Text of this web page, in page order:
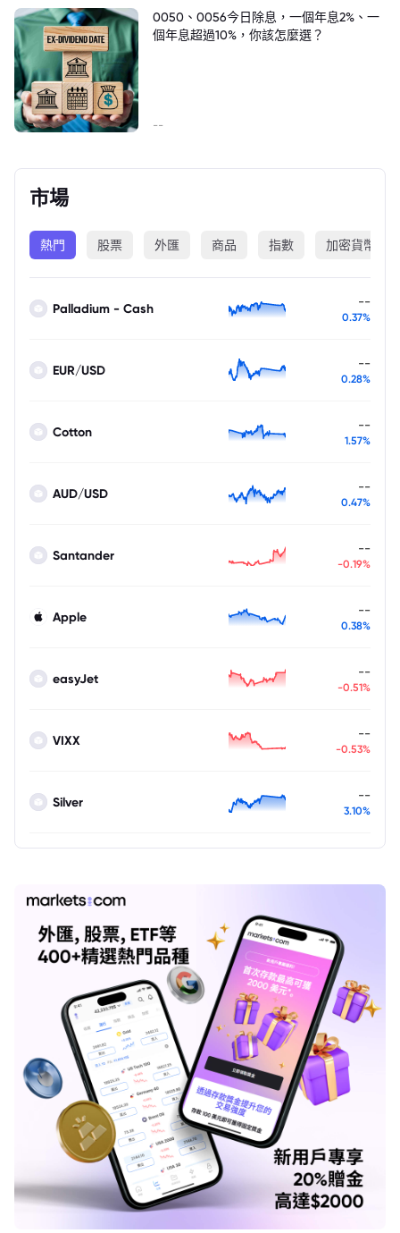
市場
熱門 股票 外匯 商品 指數 加密貨幣
Palladium - Cash --
0.37%
EUR/USD --
0.28%
Cotton --
1.57%
AUD/USD --
0.47%
Santander --
-0.19%
Apple --
0.38%
easyJet --
-0.51%
VIXX --
-0.53%
Silver --
3.10%
0050、0056今日除息，一個年息2%、一
個年息超過10%，你該怎麼選？
--